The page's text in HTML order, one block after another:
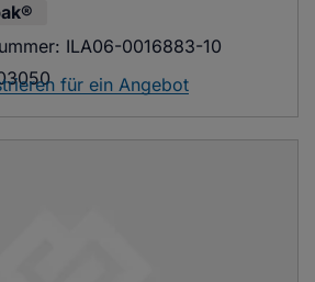
ILA06-0016883-10
für ein Angebot